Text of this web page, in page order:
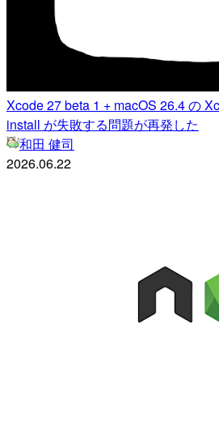
Xcode 27 beta 1 + macOS 26.4 の
install が失敗する問題が再発した
和田 健司
2026.06.22